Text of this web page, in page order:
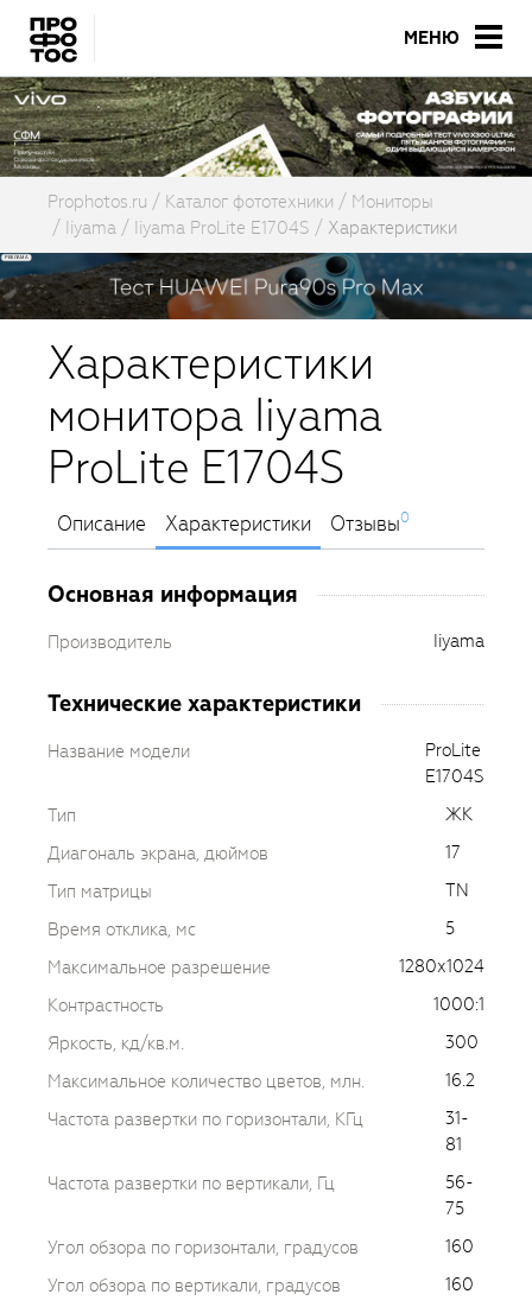
МЕНЮ
Prophotos.ru Каталог фототехники
Мониторы
Iiyama
Iiyama ProLite E1704S Характеристики
Характеристики
монитора Iiyama
ProLite E1704S
Описание Характеристики Отзывы0
Основная информация
Производитель Iiyama
Технические характеристики
Название модели
ProLite
E1704S
Тип
ЖК
Диагональ экрана, дюймов
17
Тип матрицы
TN
Время отклика, мс
5
Максимальное разрешение
1280х1024
Контрастность
1000:1
Яркость, кд/кв.м.
300
Максимальное количество цветов, млн.
16.2
Частота развертки по горизонтали, КГц
31-
81
Частота развертки по вертикали, Гц
56-
75
Угол обзора по горизонтали, градусов
160
Угол обзора по вертикали, градусов
160